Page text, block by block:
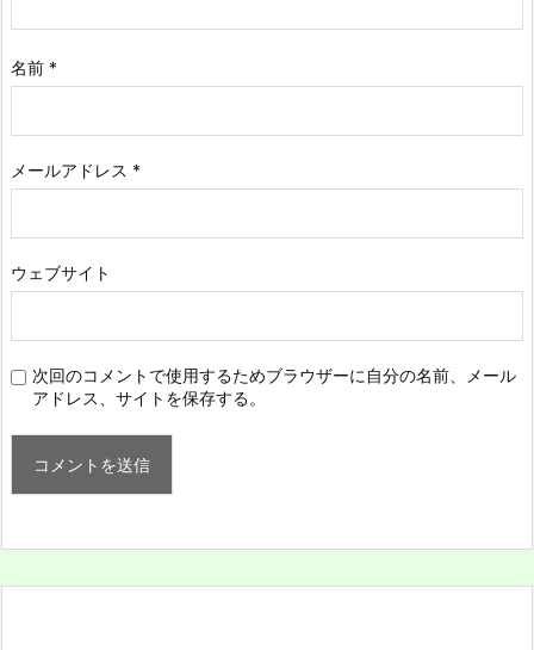
名前 *
メールアドレス *
ウェブサイト
次回のコメントで使用するためブラウザーに自分の名前、メール
アドレス、サイトを保存する。